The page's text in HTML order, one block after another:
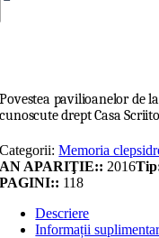
Povestea pavilioanelor de
cunoscute drept Casa
Categorii:Memoria
AN APARIŢIE:: 2016
PAGINI:: 118
Descriere
Informații